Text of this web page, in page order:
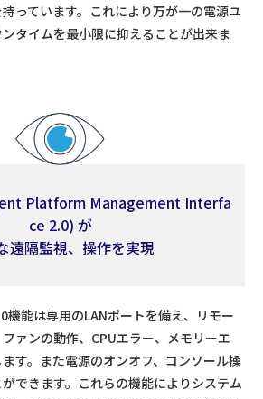
っています。これにより万が一の電源ユ
タイムを最小限に抑えることが出来ま
Platform Management Interfa
ce 2.0) が
遠隔監視、操作を実現
機能は専用のLANポートを備え、リモー
ァンの動作、CPUエラー、メモリーエ
す。また電源のオンオフ、コンソール操
できます。これらの機能によりシステム